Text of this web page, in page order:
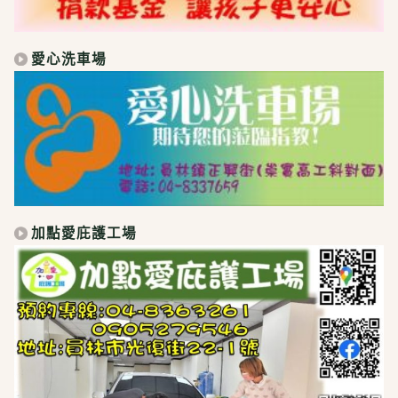
愛心洗車場
加點愛庇護工場